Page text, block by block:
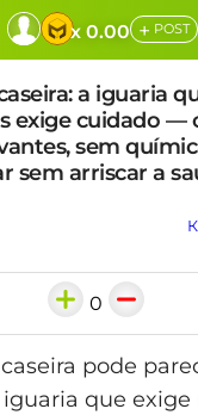
x 0.00 + POST
a iguaria
exige cuidado —
sem
sem arriscar a
0
pode
que exige